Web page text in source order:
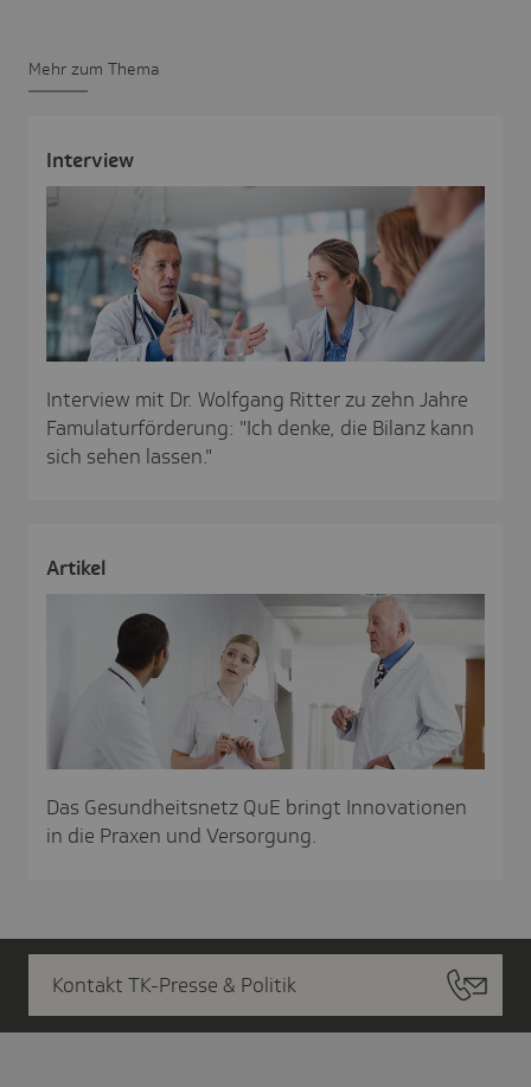
Mehr zum Thema
Inter­view
Interview mit Dr. Wolfgang Ritter zu zehn Jahre
Famulaturförderung: "Ich denke, die Bilanz kann
sich sehen lassen."
Artikel
Das Gesundheitsnetz QuE bringt Innovationen
in die Praxen und Versorgung.
Kontakt TK-Presse & Politik